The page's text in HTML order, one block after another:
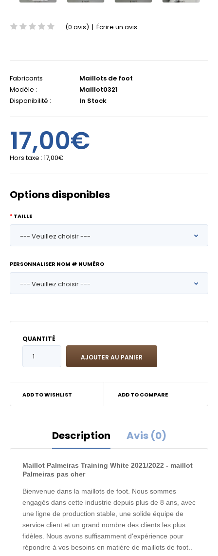
(0 avis) | Écrire un avis
Fabricants
Maillots de foot
Modèle :
Maillot0321
Disponibilité :
In Stock
17,00€
Hors taxe : 17,00€
Options disponibles
TAILLE
PERSONNALISER NOM # NUMÉRO
QUANTITÉ
ADD TO WISHLIST ADD TO COMPARE
Description Avis (0)
Maillot Palmeiras Training White 2021/2022 - maillot
Palmeiras pas cher
Bienvenue dans la maillots de foot. Nous sommes
engagés dans cette industrie depuis plus de 8 ans, avec
une ligne de production stable, une solide équipe de
service client et un grand nombre des clients les plus
fidèles. Nous avons suffisamment d'expérience pour
répondre à vos besoins en matière de maillots de foot..